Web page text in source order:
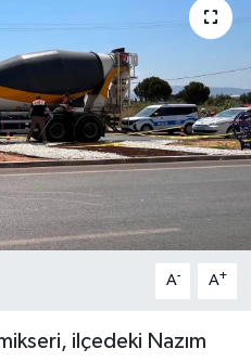
A- A+
ilçedeki Nazım